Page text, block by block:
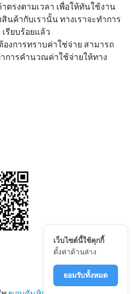
ตรงตามเวลา เพื่อให้ทันใช้งาน
นค้ากับเรานั้น ทางเราจะทำการ
รียบร้อยแล้ว
งการทราบค่าใช่จ่าย สามารถ
การคำนวณค่าใช้จ่ายให้ทาง
เว็บไซต์นี้ใช้คุกกี้
ตั้งค่าด้านล่าง
ยอมรับทั้งหมด